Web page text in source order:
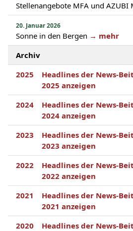
Stellenangebote MFA und AZUBI
20. Januar 2026
Sonne in den Bergen → mehr
Archiv
2025
Headlines der News-
2025 anzeigen
2024
Headlines der News-
2024 anzeigen
2023
Headlines der News-
2023 anzeigen
2022
Headlines der News-
2022 anzeigen
2021
Headlines der News-
2021 anzeigen
2020
Headlines der News-